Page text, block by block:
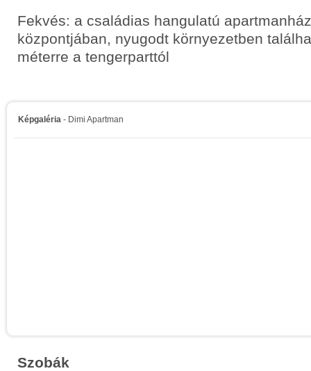
Fekvés: a családias hangulatú
központjában, nyugodt környezetben
méterre a tengerparttól
Képgaléria - Dimi Apartman
Szobák